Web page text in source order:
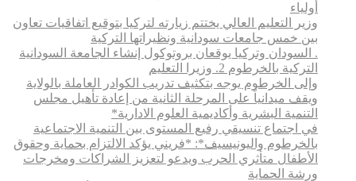
أولياء
وزير التعليم العالي يختتم زيارته لتركيا بتوقيع اتفاقيات تعاون
بين خمس جامعات سودانية ونظيراتها التركية
. السودان وتركيا يوقعان بروتوكول إنشاء الجامعة السودانية
التركية بالخرطوم 2. وزيرا التعليم
وإلى الخرطوم يوجه بتكثيف تدريب الكوادر العاملة بالولاية
ويقف ميدانياً على المرحلة الثانية من إعادة تأهيل مجلس
التنمية البشرية وأكاديمية العلوم الادارية*
في اجتماع تنسيقي رفيع المستوى بين التنمية الاجتماعية
بالخرطوم واليونيسيف*: *​فريني يؤكد الالتزام بحماية وحقوق
الأطفال متأثري الحرب ويدعو لتعزيز الشراكات ومخرجات
ورشة الحماية